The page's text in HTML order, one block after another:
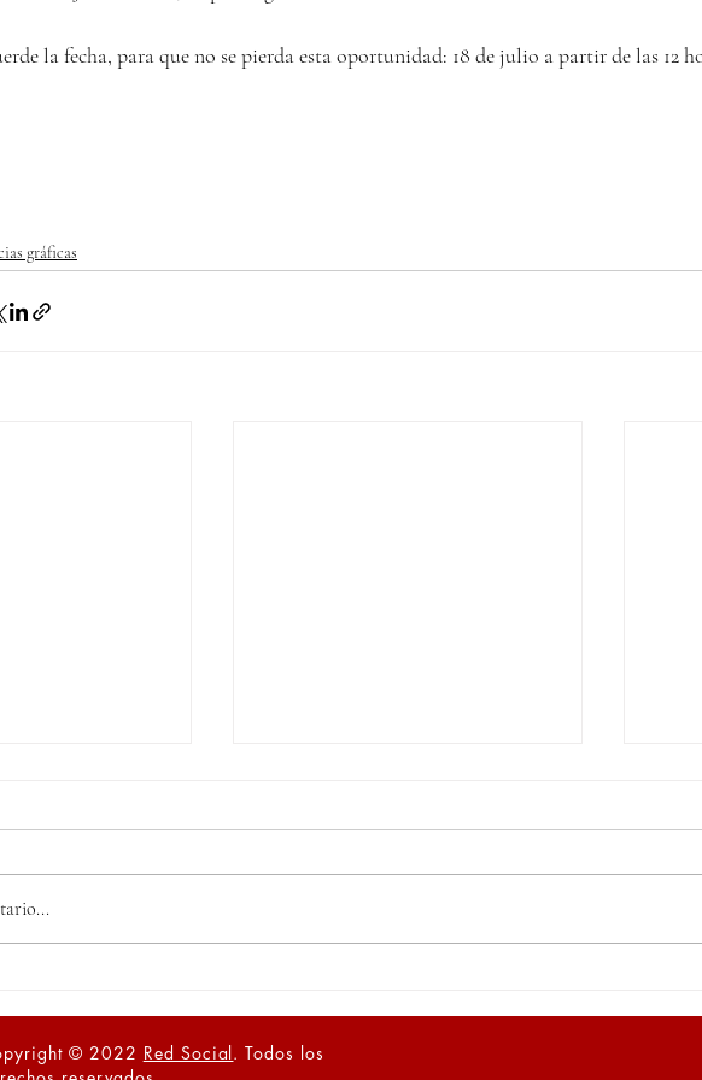
la fecha, para que no se pierda esta oportunidad: 18 de julio a partir de las 12
gráficas
ORGULLO
LA
© 2022 Red Social . Todos los